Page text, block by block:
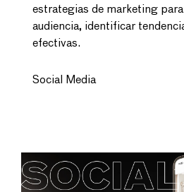
estrategias de marketing
audiencia, identificar
efectivas.
Social Media